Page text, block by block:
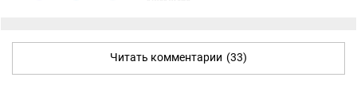
Читать комментарии (33)